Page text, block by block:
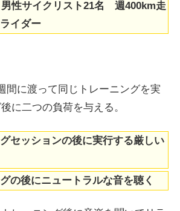
性サイクリスト21名 週400km走
イダー
間に渡って同じトレーニングを実
に二つの負荷を与える。
グセッションの後に実行する厳しい
の後にニュートラルな音を聴く